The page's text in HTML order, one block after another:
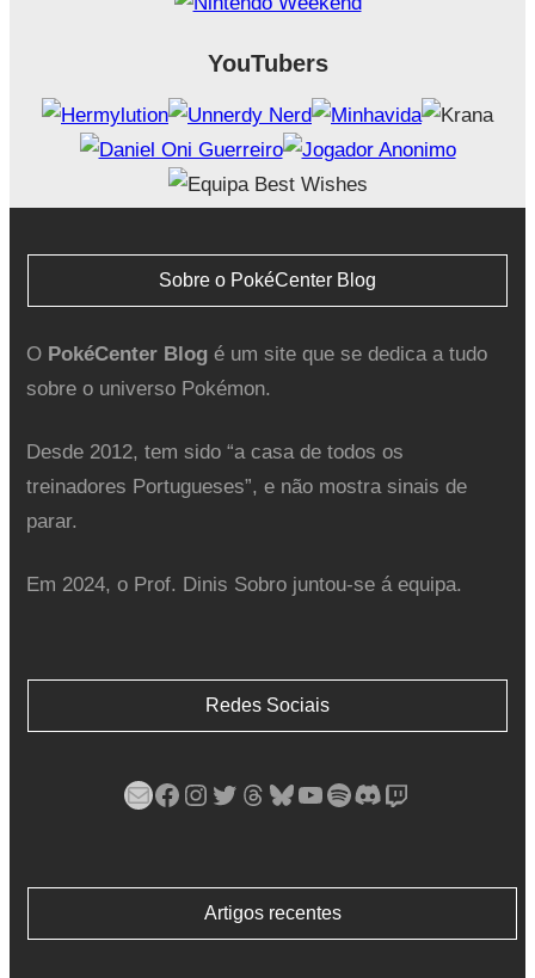
YouTubers
Sobre o PokéCenter Blog
O PokéCenter Blogé um site que se dedica a tudo
sobre o universo Pokémon.
Desde 2012, tem sido “a casa de todos os
treinadores Portugueses”, e não mostra sinais de
parar.
Em 2024, o Prof. Dinis Sobro juntou-se á equipa.
Redes Sociais
Mail Facebook Instagram Twitter Threads Bluesky YouTube Spotify Discord Twitch
Artigos recentes